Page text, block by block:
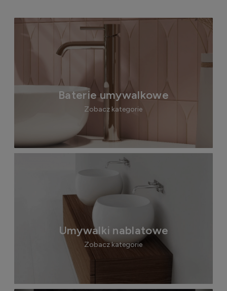
Baterie umywalkowe
Zobacz kategorie
Umywalki nablatowe
Zobacz kategorie